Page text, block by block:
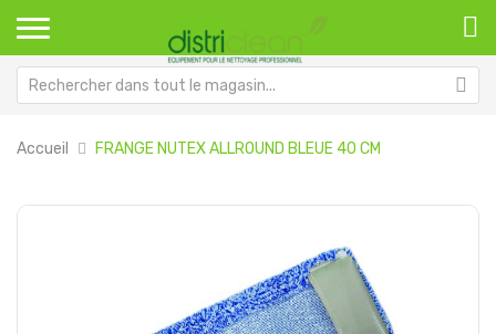
Accueil FRANGE NUTEX ALLROUND BLEUE 40 CM
Passer